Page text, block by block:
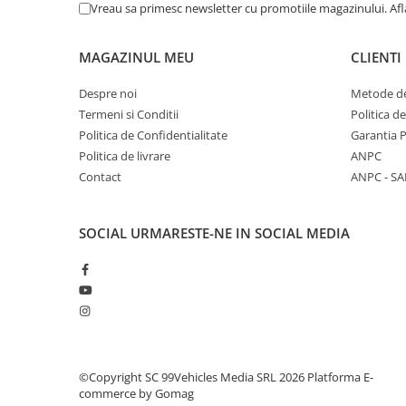
Vreau sa primesc newsletter cu promotiile magazinului.
MAGAZINUL MEU
Despre noi
Termeni si Conditii
Politica de Confidentialitate
Politica de livrare
Contact
CLIENTI
Metode
Politica
Garantia
ANPC
ANPC -
SOCIAL URMARESTE-NE IN SOCIAL MEDIA
©Copyright SC 99Vehicles Media SRL 2026 Platforma E-
commerce by Gomag